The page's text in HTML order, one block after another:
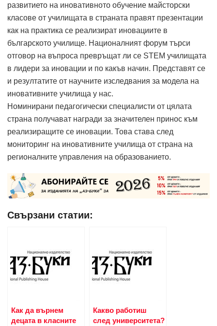
развитието на иновативното обучение майсторски
класове от училищата в страната правят презентации
как на практика се реализират иновациите в
българското училище. Националният форум търси
отговор на въпроса превръщат ли се STEM училищата
в лидери за иновации и по какъв начин. Представят се
и резултатите от научните изследвания за модела на
иновативните училища у нас.
Номинирани педагогически специалисти от цялата
страна получават награди за значителен принос към
реализиращите се иновации. Това става след
мониторинг на иновативните училища от страна на
регионалните управления на образованието.
Свързани статии:
Как да върнем
децата в класните
Какво работиш
след университета?